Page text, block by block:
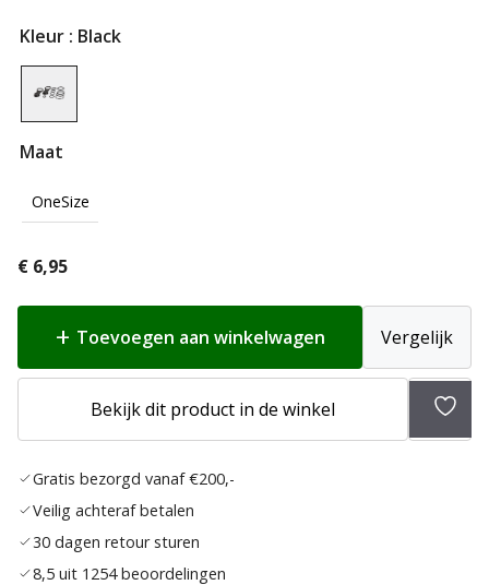
Kleur : Black
Maat
OneSize
€ 6,95
Toevoegen aan winkelwagen Vergelijk
Bekijk dit product in de winkel
Gratis bezorgd vanaf €200,-
Veilig achteraf betalen
30 dagen retour sturen
8,5 uit 1254 beoordelingen